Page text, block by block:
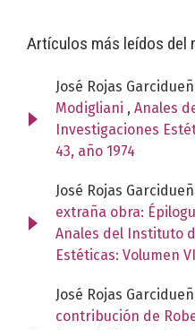
Artículos más leídos del
José Rojas
Modigliani , Anales
Investigaciones
43, año 1974
José Rojas
extraña obra:
Anales del Instituto
Estéticas: Volumen
José Rojas
contribución de